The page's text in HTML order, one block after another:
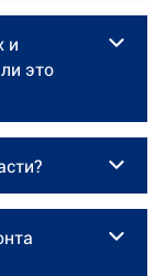
более
на
и
завод
и
это
а
и ресурсу
на
запчастей